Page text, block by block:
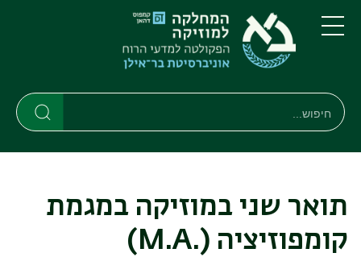
דילוג
לתוכן
העיקרי
דילוג
לתפריט
ניווט
ראשי
תפריט
חיפוש
חיפוש
תואר שני במוזיקה במגמת
קומפוזיציה (.M.A)